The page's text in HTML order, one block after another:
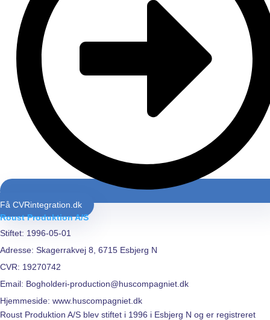
Få CVRintegration.dk
Roust Produktion A/S
Stiftet: 1996-05-01
Adresse: Skagerrakvej 8, 6715 Esbjerg N
CVR: 19270742
Email: Bogholderi-production@huscompagniet.dk
Hjemmeside: www.huscompagniet.dk
Roust Produktion A/S blev stiftet i 1996 i Esbjerg N og er registreret